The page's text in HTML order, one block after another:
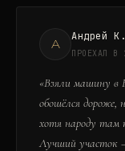
А
Андрей К.
ПРОЕХАЛ В
«Взяли машину в
обошёлся дороже,
хотя народу там
Лучший участок —